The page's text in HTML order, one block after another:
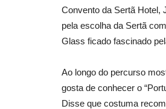
Convento da Sertã Hotel,
pela escolha da Sertã
Glass ficado fascinado
Ao longo do percurso
gosta de conhecer o
Disse que costuma